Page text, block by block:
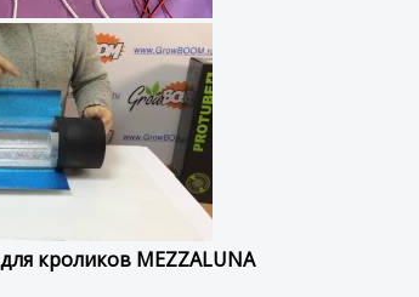
кроликов MEZZALUNA